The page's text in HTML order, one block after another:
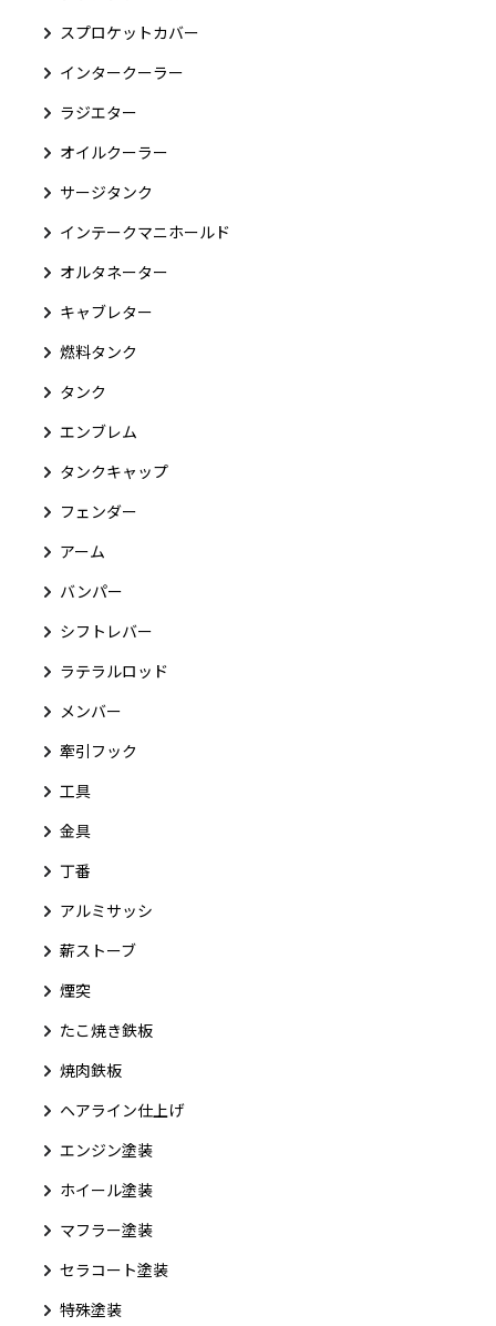
スプロケットカバー
インタークーラー
ラジエター
オイルクーラー
サージタンク
インテークマニホールド
オルタネーター
キャブレター
燃料タンク
タンク
エンブレム
タンクキャップ
フェンダー
アーム
バンパー
シフトレバー
ラテラルロッド
メンバー
牽引フック
工具
金具
丁番
アルミサッシ
薪ストーブ
煙突
たこ焼き鉄板
焼肉鉄板
ヘアライン仕上げ
エンジン塗装
ホイール塗装
マフラー塗装
セラコート塗装
特殊塗装